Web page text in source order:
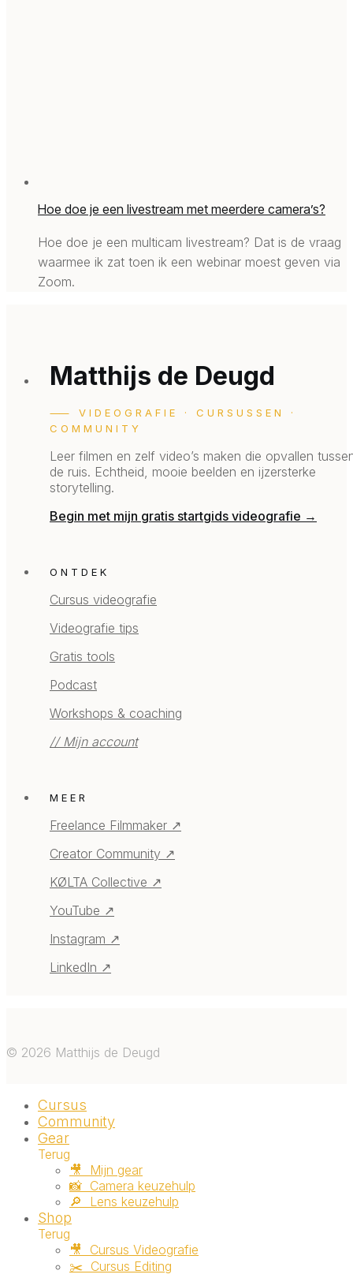
Hoe doe je een livestream met meerdere camera’s?
Hoe doe je een multicam livestream? Dat is de vraag
waarmee ik zat toen ik een webinar moest geven via
Zoom.
Matthijs de Deugd
⸺ VIDEOGRAFIE · CURSUSSEN ·
COMMUNITY
Leer filmen en zelf video’s maken die opvallen
de ruis. Echtheid, mooie beelden en ijzersterke
storytelling.
Begin met mijn gratis startgids videografie →
ONTDEK
Cursus videografie
Videografie tips
Gratis tools
Podcast
Workshops & coaching
// Mijn account
MEER
Freelance Filmmaker ↗
Creator Community ↗
KØLTA Collective ↗
YouTube ↗
Instagram ↗
LinkedIn ↗
© 2026 Matthijs de Deugd
Cursus
Community
Gear
Terug
🎥 ‎ ‎Mijn gear
📸 ‎ ‎Camera keuzehulp
🔎 ‎ ‎Lens keuzehulp
Shop
Terug
🎥 ‎ ‎Cursus Videografie
✂️ ‎ ‎Cursus Editing